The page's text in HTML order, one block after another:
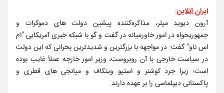
ایران آنلاین:
آرون دیوید میلر، مذاکره‌کننده پیشین دولت های دموکرات و
جمهوریخواه در امور خاورمیانه در گفت و گو با شبکه خبری آمریکایی "ام
اس ناو" گفت: در مواجهه با بزرگترین و شدیدترین بحرانی که این دولت
در سیاست خارجی با آن روبروست، وزیر امور خارجه عملاً غایب بوده
است؛ زیرا جرد کوشنر و استیو ویتکاف و میانجی های قطری و
پاکستانی دیپلماسی را بر عهده دارند.